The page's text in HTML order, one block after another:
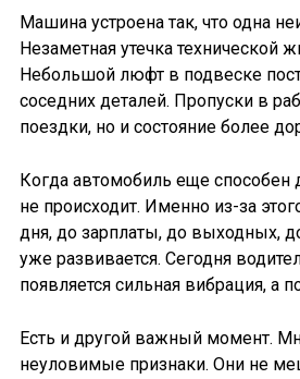
Машина устроена так, что одна
Незаметная утечка технической
Небольшой люфт в подвеске
соседних деталей. Пропуски в
поездки, но и состояние более
Когда автомобиль еще способен
не происходит. Именно из-за
дня, до зарплаты, до выходных,
уже развивается. Сегодня
появляется сильная вибрация, а
Есть и другой важный момент.
неуловимые признаки. Они не